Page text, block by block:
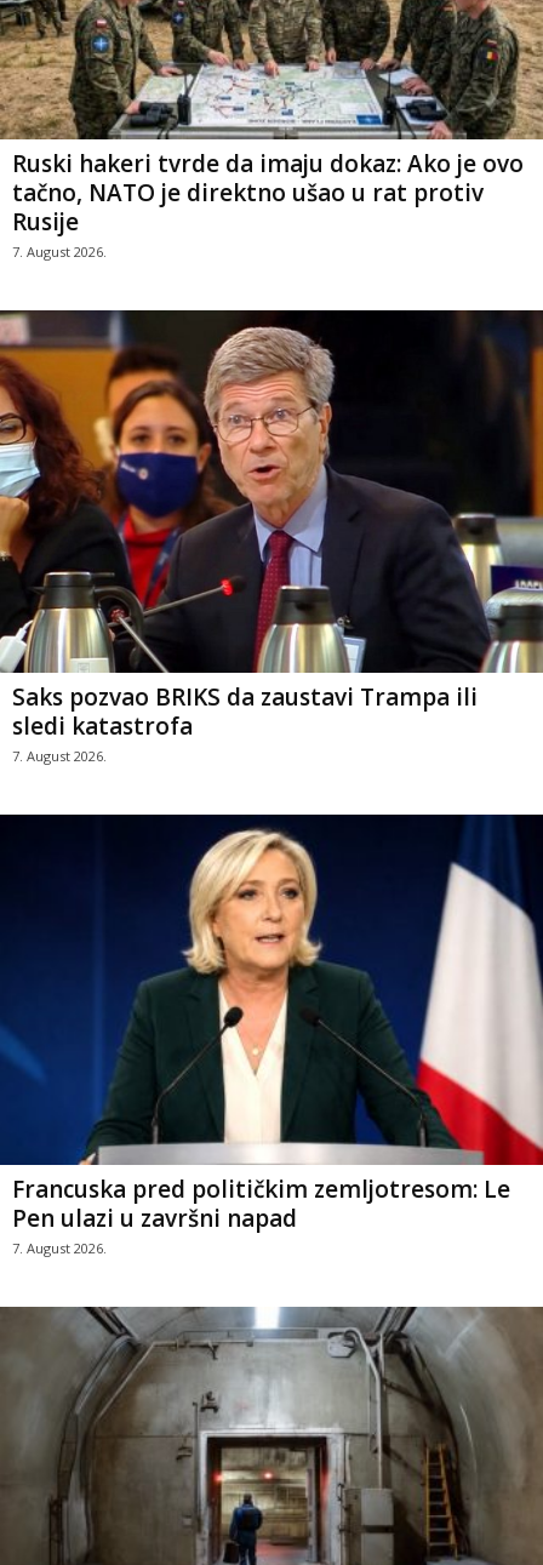
Ruski hakeri tvrde da imaju dokaz: Ako je ovo
tačno, NATO je direktno ušao u rat protiv
Rusije
7. August 2026.
Saks pozvao BRIKS da zaustavi Trampa ili
sledi katastrofa
7. August 2026.
Francuska pred političkim zemljotresom: Le
Pen ulazi u završni napad
7. August 2026.